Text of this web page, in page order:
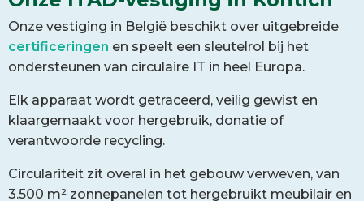
Onze vestiging in België beschikt over uitgebreide
certificeringen en speelt een sleutelrol bij het
ondersteunen van circulaire IT in heel Europa.
Elk apparaat wordt getraceerd, veilig gewist en
klaargemaakt voor hergebruik, donatie of
verantwoorde recycling.
Circulariteit zit overal in het gebouw verweven, van
3.500 m² zonnepanelen tot hergebruikt meubilair en